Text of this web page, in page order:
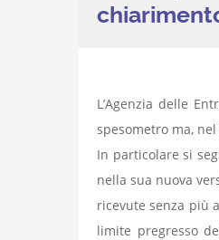
L’Agenzia delle
spesometro ma,
In particolare si
nella sua nuova
ricevute senza più
limite pregresso